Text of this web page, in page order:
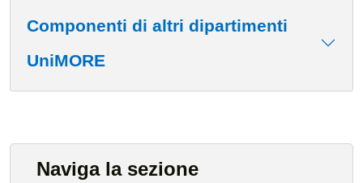
Componenti di altri dipartimenti
UniMORE
Naviga la sezione